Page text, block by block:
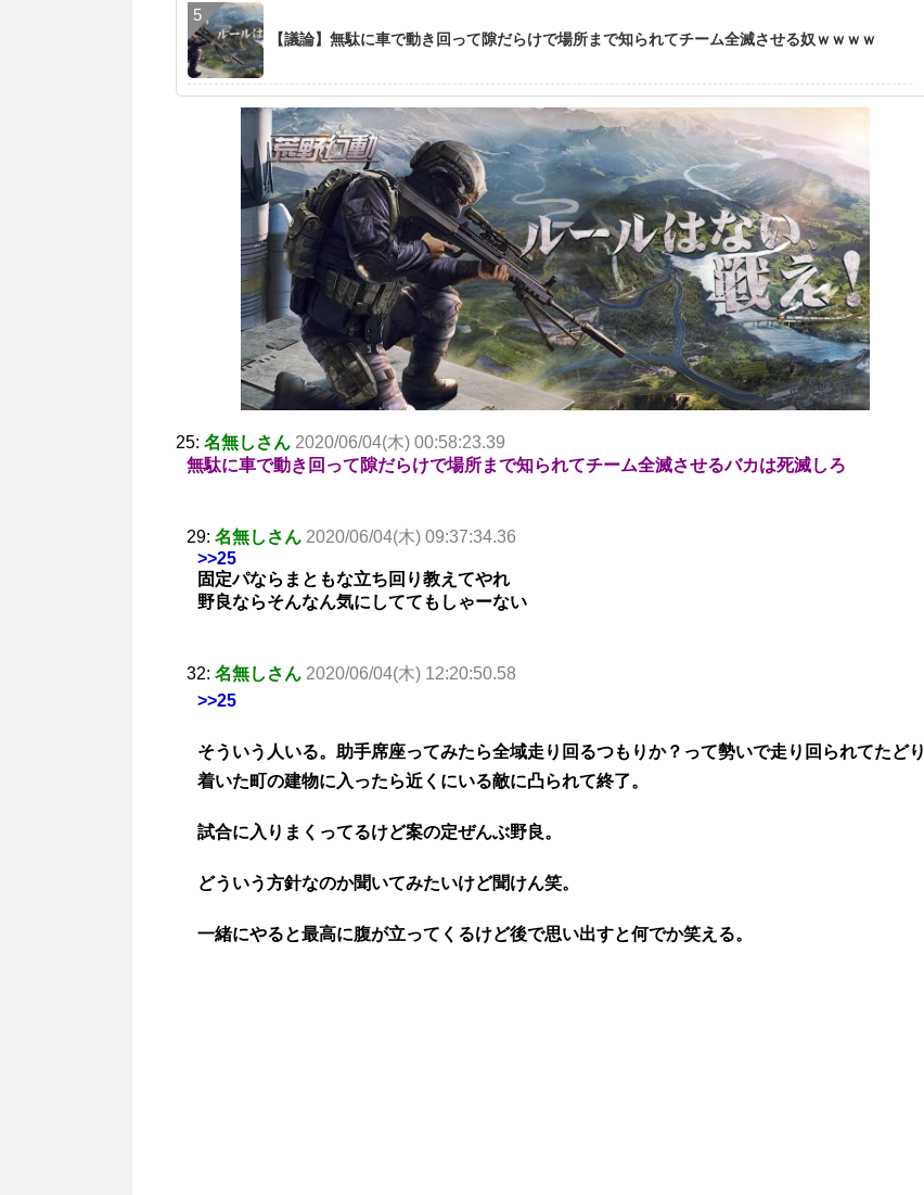
【議論】無駄に車で動き回って隙だらけで場所まで知られてチーム全滅させる奴ｗｗｗｗ
25: 名無しさん 2020/06/04(木) 00:58:23.39
無駄に車で動き回って隙だらけで場所まで知られてチーム全滅させるバカは死滅しろ
29: 名無しさん 2020/06/04(木) 09:37:34.36
>>25
固定パならまともな立ち回り教えてやれ
野良ならそんなん気にしててもしゃーない
32: 名無しさん 2020/06/04(木) 12:20:50.58
>>25
そういう人いる。助手席座ってみたら全域走り回るつもりか？って勢いで走り回られてたどり
着いた町の建物に入ったら近くにいる敵に凸られて終了。
試合に入りまくってるけど案の定ぜんぶ野良。
どういう方針なのか聞いてみたいけど聞けん笑。
一緒にやると最高に腹が立ってくるけど後で思い出すと何でか笑える。